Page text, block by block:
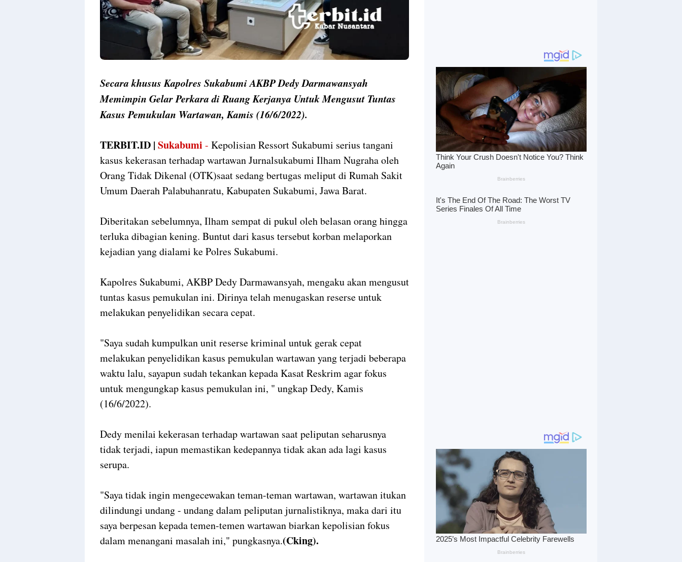
Secara khusus Kapolres Sukabumi AKBP Dedy Darmawansyah
Memimpin Gelar Perkara di Ruang Kerjanya Untuk Mengusut Tuntas
Kasus Pemukulan Wartawan, Kamis (16/6/2022).
TERBIT.ID | Sukabumi - Kepolisian Ressort Sukabumi serius tangani
kasus kekerasan terhadap wartawan Jurnalsukabumi Ilham Nugraha oleh
Orang Tidak Dikenal (OTK)saat sedang bertugas meliput di Rumah Sakit
Umum Daerah Palabuhanratu, Kabupaten Sukabumi, Jawa Barat.
Diberitakan sebelumnya, Ilham sempat di pukul oleh belasan orang hingga
terluka dibagian kening. Buntut dari kasus tersebut korban melaporkan
kejadian yang dialami ke Polres Sukabumi.
Kapolres Sukabumi, AKBP Dedy Darmawansyah, mengaku akan mengusut
tuntas kasus pemukulan ini. Dirinya telah menugaskan reserse untuk
melakukan penyelidikan secara cepat.
"Saya sudah kumpulkan unit reserse kriminal untuk gerak cepat
melakukan penyelidikan kasus pemukulan wartawan yang terjadi beberapa
waktu lalu, sayapun sudah tekankan kepada Kasat Reskrim agar fokus
untuk mengungkap kasus pemukulan ini, " ungkap Dedy, Kamis
(16/6/2022).
Dedy menilai kekerasan terhadap wartawan saat peliputan seharusnya
tidak terjadi, iapun memastikan kedepannya tidak akan ada lagi kasus
serupa.
"Saya tidak ingin mengecewakan teman-teman wartawan, wartawan itukan
dilindungi undang - undang dalam peliputan jurnalistiknya, maka dari itu
saya berpesan kepada temen-temen wartawan biarkan kepolisian fokus
dalam menangani masalah ini," pungkasnya.(Cking).